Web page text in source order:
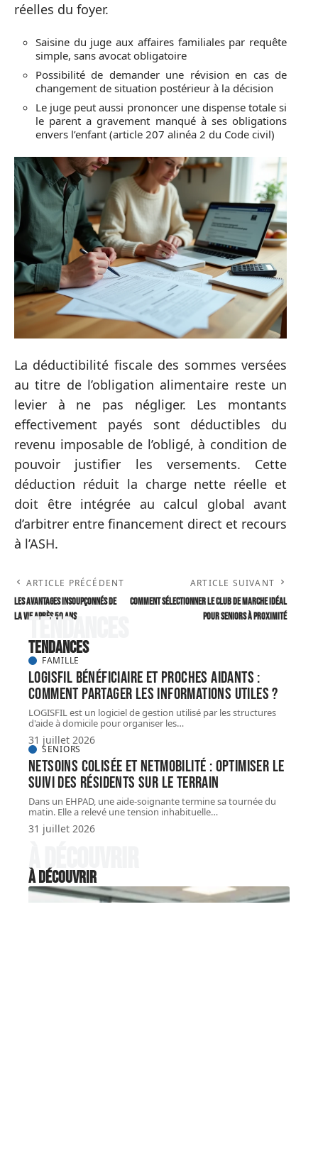
réelles du foyer.
Saisine du juge aux affaires familiales par requête
simple, sans avocat obligatoire
Possibilité de demander une révision en cas de
changement de situation postérieur à la décision
Le juge peut aussi prononcer une dispense totale si
le parent a gravement manqué à ses obligations
envers l’enfant (article 207 alinéa 2 du Code civil)
La déductibilité fiscale des sommes versées
au titre de l’obligation alimentaire reste un
levier à ne pas négliger. Les montants
effectivement payés sont déductibles du
revenu imposable de l’obligé, à condition de
pouvoir justifier les versements. Cette
déduction réduit la charge nette réelle et
doit être intégrée au calcul global avant
d’arbitrer entre financement direct et recours
à l’ASH.
ARTICLE PRÉCÉDENT
Les avantages insoupçonnés de
la vie après 50 ans
ARTICLE SUIVANT
Comment sélectionner le club de marche idéal
pour seniors à proximité
Tendances
Tendances
FAMILLE
LOGISFIL bénéficiaire et proches aidants :
comment partager les informations utiles ?
LOGISFIL est un logiciel de gestion utilisé par les structures
d'aide à domicile pour organiser les…
31 juillet 2026
SENIORS
NETSoins colisée et NETMobilité : optimiser le
suivi des résidents sur le terrain
Dans un EHPAD, une aide-soignante termine sa tournée du
matin. Elle a relevé une tension inhabituelle…
31 juillet 2026
À découvrir
À découvrir